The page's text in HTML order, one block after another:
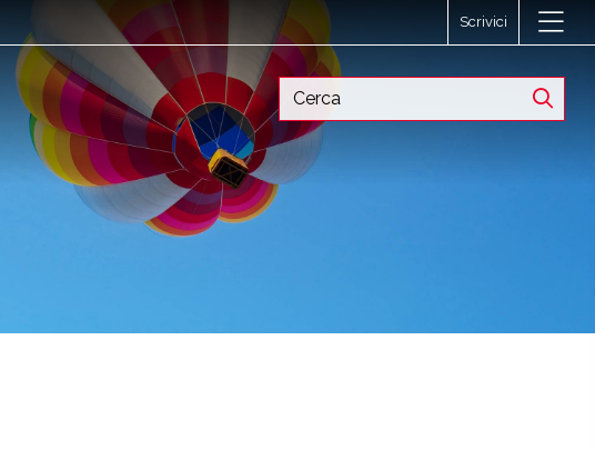
Scrivici